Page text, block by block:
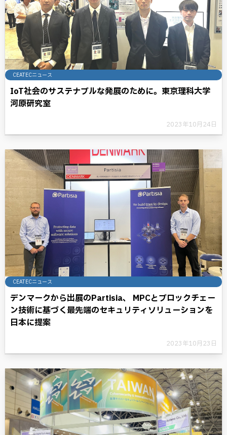
CEATECニュース
IoT社会のサステナブルな発展のために。東京理科大学
河原研究室
2023年10月24日
CEATECニュース
デンマークから出展のPartisia、 MPCとブロックチェー
ン技術に基づく最先端のセキュリティソリューションを
日本に提案
2023年10月23日